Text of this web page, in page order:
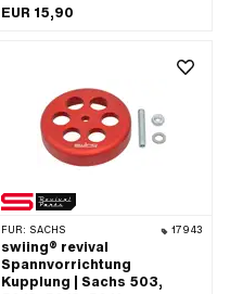
EUR 15,90
FÜR: SACHS 17943
swiing® revival
Spannvorrichtung
Kupplung | Sachs 503,